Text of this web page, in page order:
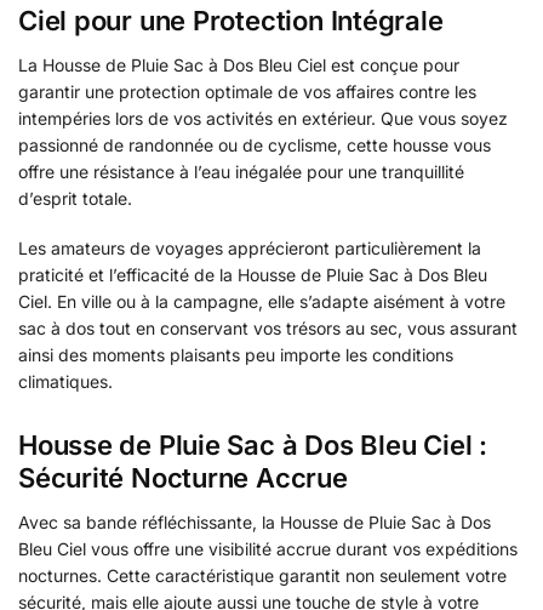
Ciel pour une Protection Intégrale
La Housse de Pluie Sac à Dos Bleu Ciel est conçue pour
garantir une protection optimale de vos affaires contre les
intempéries lors de vos activités en extérieur. Que vous soyez
passionné de randonnée ou de cyclisme, cette housse vous
offre une résistance à l’eau inégalée pour une tranquillité
d’esprit totale.
Les amateurs de voyages apprécieront particulièrement la
praticité et l’efficacité de la Housse de Pluie Sac à Dos Bleu
Ciel. En ville ou à la campagne, elle s’adapte aisément à votre
sac à dos tout en conservant vos trésors au sec, vous assurant
ainsi des moments plaisants peu importe les conditions
climatiques.
Housse de Pluie Sac à Dos Bleu Ciel :
Sécurité Nocturne Accrue
Avec sa bande réfléchissante, la Housse de Pluie Sac à Dos
Bleu Ciel vous offre une visibilité accrue durant vos expéditions
nocturnes. Cette caractéristique garantit non seulement votre
sécurité, mais elle ajoute aussi une touche de style à votre